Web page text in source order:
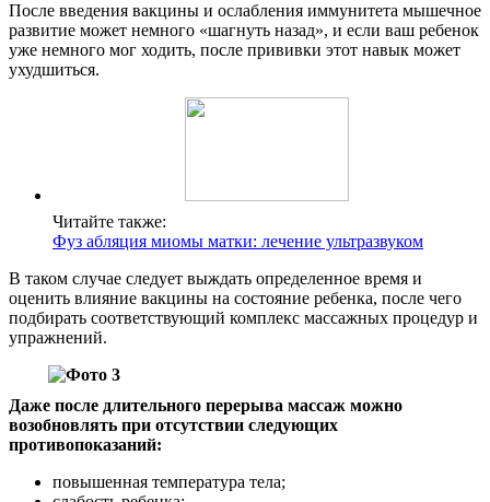
После введения вакцины и ослабления иммунитета мышечное
развитие может немного «шагнуть назад», и если ваш ребенок
уже немного мог ходить, после прививки этот навык может
ухудшиться.
Читайте также:
Фуз абляция миомы матки: лечение ультразвуком
В таком случае следует выждать определенное время и
оценить влияние вакцины на состояние ребенка, после чего
подбирать соответствующий комплекс массажных процедур и
упражнений.
Даже после длительного перерыва массаж можно
возобновлять при отсутствии следующих
противопоказаний:
повышенная температура тела;